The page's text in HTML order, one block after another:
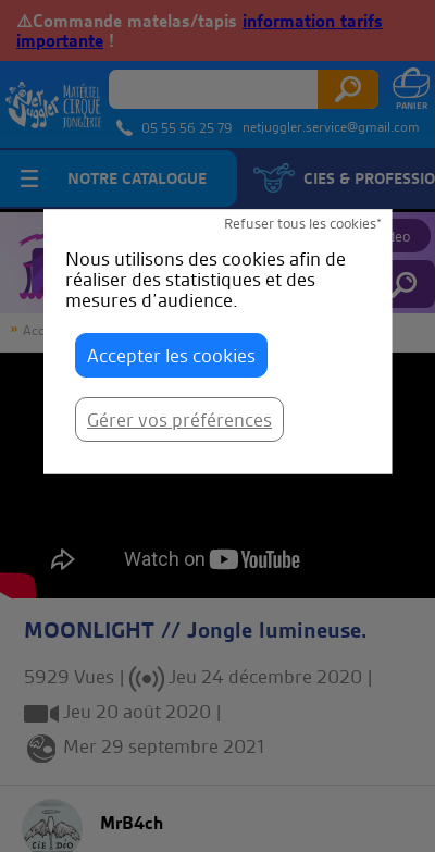
Refuser tous les cookies*
Nous utilisons des cookies afin de
réaliser des statistiques et des
mesures d’audience.
Accepter les cookies
Gérer vos préférences
⚠️Commande matelas/tapis information tarifs
importante !
05 55 56 25 79 netjuggler.service@gmail.com
NOTRE CATALOGUE CIES &
JuggleTube Proposer une video
Accueil JuggleTube MOONLIGHT // Jongle lumineuse.
MOONLIGHT // Jongle lumineuse.
5929 Vues | Jeu 24 décembre 2020 |
Jeu 20 août 2020 |
Mer 29 septembre 2021
MrB4ch